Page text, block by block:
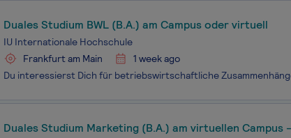
Duales Studium BWL (B.A.) am Campus oder virtuell
IU Internationale Hochschule
Frankfurt am Main
1 week ago
Duales Studium Marketing (B.A.) am virtuellen Campus -